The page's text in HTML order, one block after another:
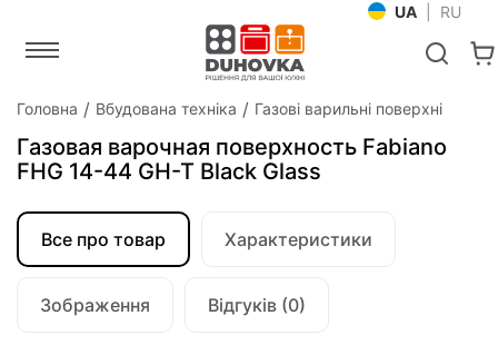
UA RU
Головна Вбудована техніка Газові варильні поверхні
Газовая варочная поверхность Fabiano
FHG 14-44 GH-T Black Glass
Все про товар Характеристики
Зображення Відгуків (0)